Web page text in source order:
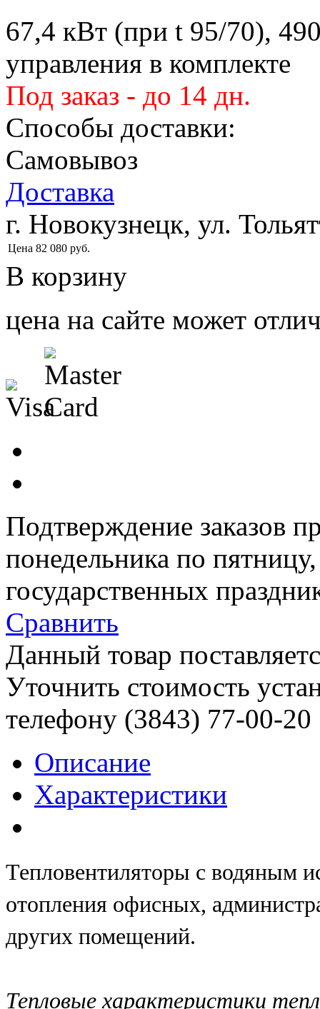
67,4 кВт (при t 95/70),
управления в комплекте
Под заказ - до 14 дн.
Способы доставки:
Самовывоз
Доставка
г. Новокузнецк, ул.
Цена 82 080 руб.
В корзину
цена на сайте может
Подтверждение заказов
понедельника по
государственных
Сравнить
Данный товар
Уточнить стоимость
телефону (3843) 77-00-20
Описание
Характеристики
Тепловентиляторы с водяным
отопления офисных,
других помещений.
Тепловые характеристики